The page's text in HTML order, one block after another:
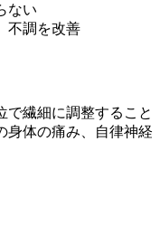
ない
不調を改善
で繊細に調整すること
身体の痛み、自律神経